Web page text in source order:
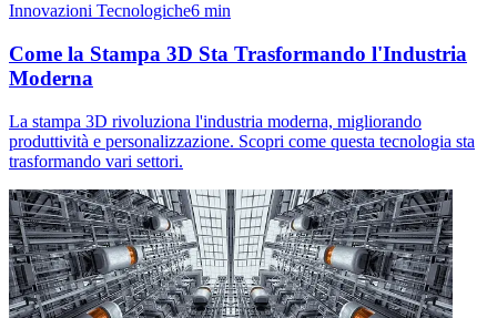
Innovazioni Tecnologiche6 min
Come la Stampa 3D Sta Trasformando l'Industria
Moderna
La stampa 3D rivoluziona l'industria moderna, migliorando
produttività e personalizzazione. Scopri come questa tecnologia sta
trasformando vari settori.